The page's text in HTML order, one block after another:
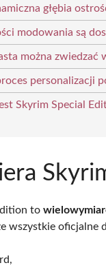
głębia
modowania są
można zwiedzać
personalizacji
Skyrim Special
to
wszystkie oficjalne